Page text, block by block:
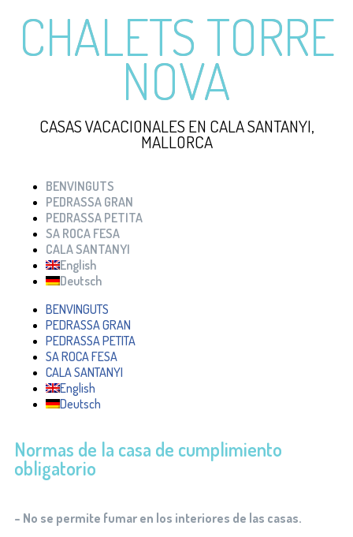
CHALETS TORRE
NOVA
CASAS VACACIONALES EN CALA SANTANYI,
MALLORCA
BENVINGUTS
PEDRASSA GRAN
PEDRASSA PETITA
SA ROCA FESA
CALA SANTANYI
English
Deutsch
BENVINGUTS
PEDRASSA GRAN
PEDRASSA PETITA
SA ROCA FESA
CALA SANTANYI
English
Deutsch
Normas de la casa de cumplimiento
obligatorio
– No se permite fumar en los interiores de las casas.